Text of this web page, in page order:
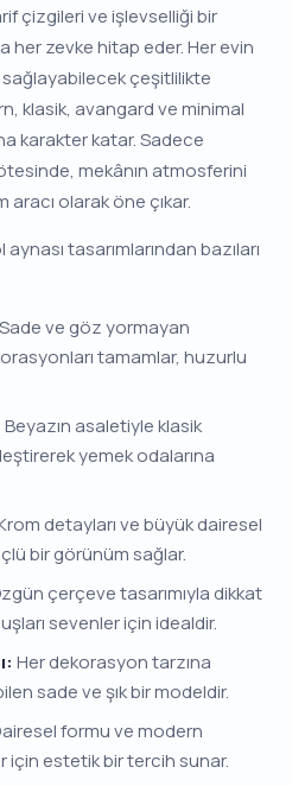
çizgileri ve işlevselliği bir
her zevke hitap eder. Her evin
çeşitlilikte
klasik, avangard ve minimal
karakter katar. Sadece
mekânın atmosferini
olarak öne çıkar.
tasarımlarından bazıları
Sade ve göz yormayan
tamamlar, huzurlu
Beyazın asaletiyle klasik
yemek odalarına
detayları ve büyük dairesel
bir görünüm sağlar.
çerçeve tasarımıyla dikkat
sevenler için idealdir.
Her dekorasyon tarzına
sade ve şık bir modeldir.
formu ve modern
için estetik bir tercih sunar.